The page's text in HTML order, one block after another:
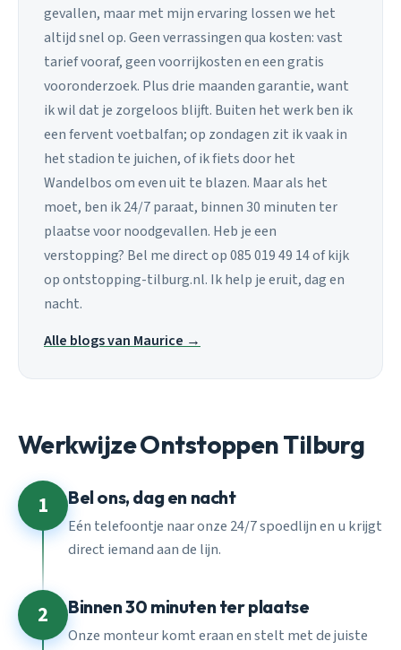
gevallen, maar met mijn ervaring lossen we het
altijd snel op. Geen verrassingen qua kosten: vast
tarief vooraf, geen voorrijkosten en een gratis
vooronderzoek. Plus drie maanden garantie, want
ik wil dat je zorgeloos blijft. Buiten het werk ben ik
een fervent voetbalfan; op zondagen zit ik vaak in
het stadion te juichen, of ik fiets door het
Wandelbos om even uit te blazen. Maar als het
moet, ben ik 24/7 paraat, binnen 30 minuten ter
plaatse voor noodgevallen. Heb je een
verstopping? Bel me direct op 085 019 49 14 of kijk
op ontstopping-tilburg.nl. Ik help je eruit, dag en
nacht.
Alle blogs van Maurice →
Werkwijze Ontstoppen Tilburg
1 Bel ons, dag en nacht
Eén telefoontje naar onze 24/7 spoedlijn en u krijgt
direct iemand aan de lijn.
2 Binnen 30 minuten ter plaatse
Onze monteur komt eraan en stelt met de juiste